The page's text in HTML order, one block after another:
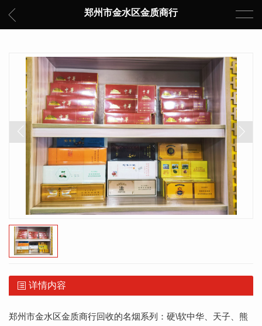
郑州市金水区金质商行
详情内容
郑州市金水区金质商行回收的名烟系列：硬\软中华、天子、熊